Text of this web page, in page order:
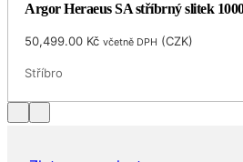
Argor Heraeus SA stříbrný slitek
50,499.00 Kč včetně DPH (CZK)
Stříbro